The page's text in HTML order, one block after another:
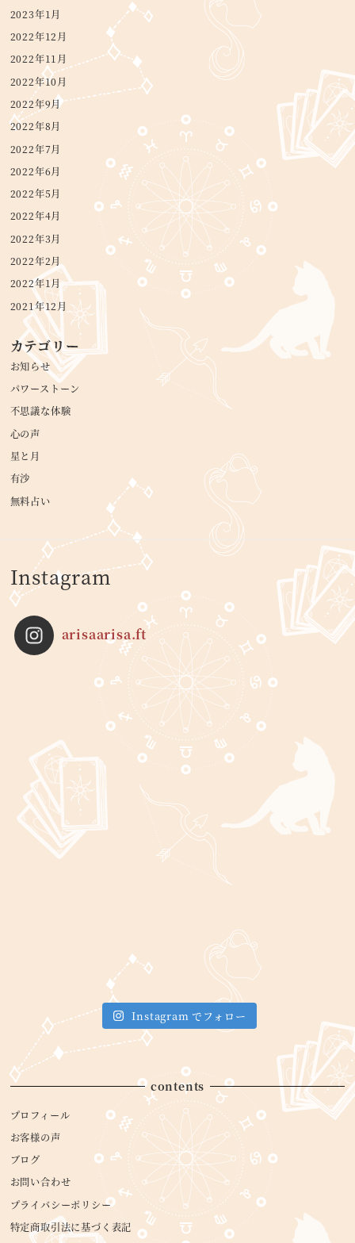
2023年1月
2022年12月
2022年11月
2022年10月
2022年9月
2022年8月
2022年7月
2022年6月
2022年5月
2022年4月
2022年3月
2022年2月
2022年1月
2021年12月
カテゴリー
お知らせ
パワーストーン
不思議な体験
心の声
星と月
有沙
無料占い
Instagram
arisaarisa.ft
Instagram でフォロー
contents
プロフィール
お客様の声
ブログ
お問い合わせ
プライバシーポリシー
特定商取引法に基づく表記